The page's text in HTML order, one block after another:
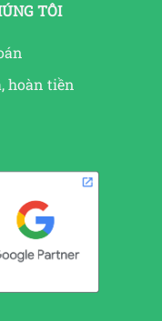
TÔI
hoàn tiền